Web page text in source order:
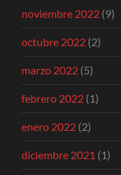
noviembre 2022 (9)
octubre 2022 (2)
marzo 2022 (5)
febrero 2022 (1)
enero 2022 (2)
diciembre 2021 (1)